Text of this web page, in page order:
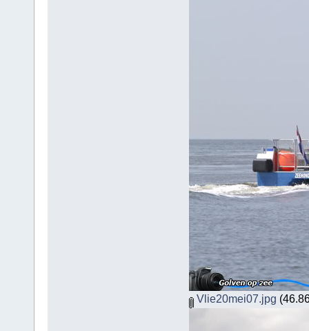
Vlie20mei07.jpg